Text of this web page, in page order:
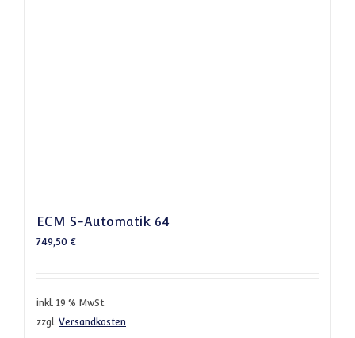
ECM S-Automatik 64
749,50 €
inkl. 19 % MwSt.
zzgl. Versandkosten